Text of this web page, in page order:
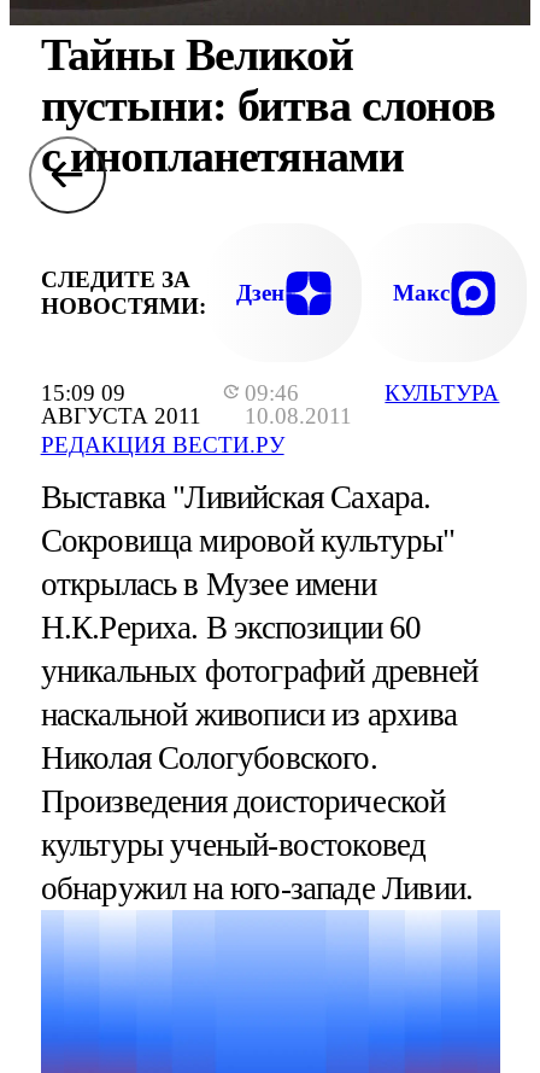
15:09 09
АВГУСТА 2011
09:46
10.08.2011
РЕДАКЦИЯ ВЕСТИ.РУ
КУЛЬТУРА
Тайны Великой
пустыни: битва слонов
с инопланетянами
СЛЕДИТЕ ЗА
НОВОСТЯМИ:
Дзен Макс
Выставка "Ливийская Сахара.
Сокровища мировой культуры"
открылась в Музее имени
Н.К.Рериха. В экспозиции 60
уникальных фотографий древней
наскальной живописи из архива
Николая Сологубовского.
Произведения доисторической
культуры ученый-востоковед
обнаружил на юго-западе Ливии.